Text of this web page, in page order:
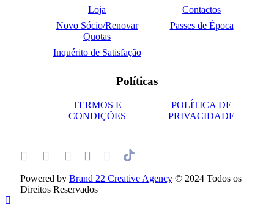
Loja
Contactos
Novo Sócio/Renovar
Quotas
Passes de Época
Inquérito de Satisfação
Políticas
TERMOS E
CONDIÇÕES
POLÍTICA DE
PRIVACIDADE
Powered by Brand 22 Creative Agency © 2024 Todos os
Direitos Reservados